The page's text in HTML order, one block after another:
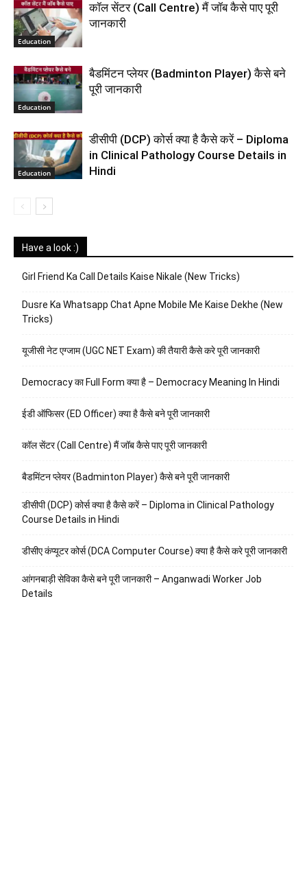
Education
कॉल सेंटर (Call Centre) मैं जॉब कैसे पाए पूरी
जानकारी
Education
बैडमिंटन प्लेयर (Badminton Player) कैसे बने
पूरी जानकारी
Education
डीसीपी (DCP) कोर्स क्या है कैसे करें – Diploma
in Clinical Pathology Course Details in
Hindi
Have a look :)
Girl Friend Ka Call Details Kaise Nikale (New Tricks)
Dusre Ka Whatsapp Chat Apne Mobile Me Kaise Dekhe (New
Tricks)
यूजीसी नेट एग्जाम (UGC NET Exam) की तैयारी कैसे करे पूरी जानकारी
Democracy का Full Form क्या है – Democracy Meaning In Hindi
ईडी ऑफिसर (ED Officer) क्या है कैसे बने पूरी जानकारी
कॉल सेंटर (Call Centre) मैं जॉब कैसे पाए पूरी जानकारी
बैडमिंटन प्लेयर (Badminton Player) कैसे बने पूरी जानकारी
डीसीपी (DCP) कोर्स क्या है कैसे करें – Diploma in Clinical Pathology
Course Details in Hindi
डीसीए कंप्यूटर कोर्स (DCA Computer Course) क्या है कैसे करे पूरी जानकारी
आंगनबाड़ी सेविका कैसे बने पूरी जानकारी – Anganwadi Worker Job
Details